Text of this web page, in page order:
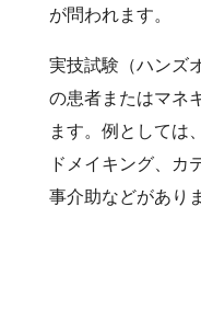
が問われます。
実技試験（ハンズ
の患者またはマネ
ます。例としては
ドメイキング、カ
事介助などがあり